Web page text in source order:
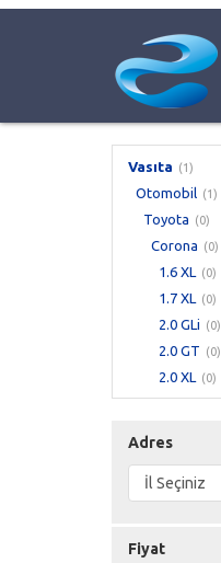
Vasıta (1)
Otomobil (1)
Toyota (0)
Corona (0)
1.6 XL (0)
1.7 XL (0)
2.0 GLi (0)
2.0 GT (0)
2.0 XL (0)
Adres
Fiyat